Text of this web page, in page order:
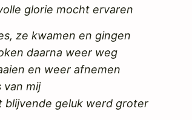
glorie mocht ervaren
ze kwamen en gingen
daarna weer weg
en weer afnemen
van mij
blijvende geluk werd groter